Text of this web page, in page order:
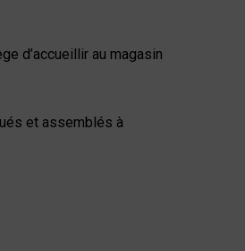
!
d’accueillir au magasin
et assemblés à